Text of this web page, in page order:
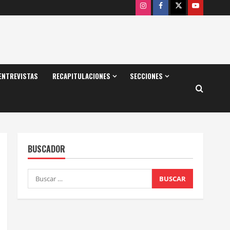
InstagramFacebook
X Youtube
RECAPITULACIONES SECCIONES
BUSCADOR
Buscar: